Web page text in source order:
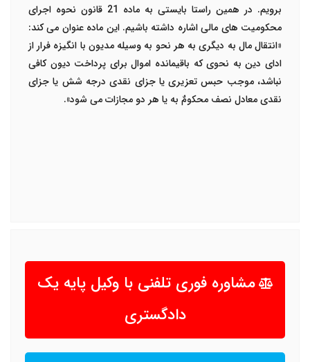
برویم. در همین راستا بایستی به ماده 21 قانون نحوه اجرای
محکومیت های مالی اشاره داشته باشیم. این ماده عنوان می کند:
«انتقال مال به دیگری به هر نحو به وسیله مدیون با انگیزه فرار از
ادای دین به نحوی که باقیمانده اموال برای پرداخت دیون کافی
نباشد، موجب حبس تعزیری یا جزای نقدی درجه شش یا جزای
نقدی معادل نصف محکومٌ به یا هر دو مجازات می شود».
مشاوره فوری تلفنی با وکیل پایه یک
دادگستری